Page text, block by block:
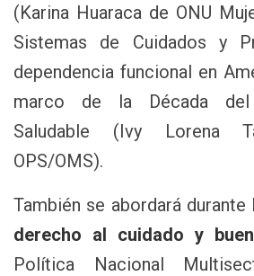
(Karina Huaraca de ONU
Sistemas de Cuidados y
dependencia funcional en
marco de la Década del
Saludable (Ivy Lorena
OPS/OMS).
También se abordará
derecho al cuidado y
Política Nacional